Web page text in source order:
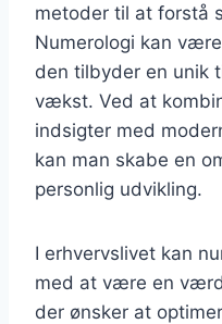
metoder til at forstå
Numerologi kan
den tilbyder en unik
vækst. Ved at
indsigter med
kan man skabe en
personlig udvikling.
I erhvervslivet kan
med at være en
der ønsker at